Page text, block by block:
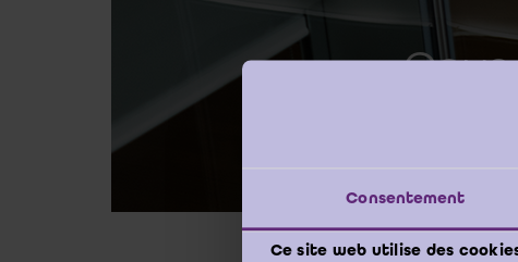
Consentement
Ce site web utilise des
Cour